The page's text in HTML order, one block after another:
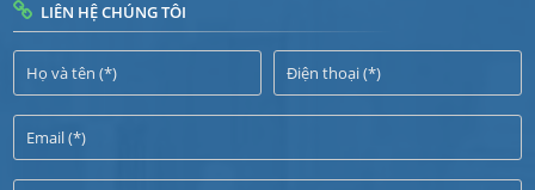
LIÊN HỆ CHÚNG TÔI